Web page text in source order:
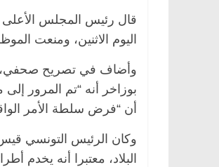
قال رئيس المجلس
اليوم الاثنين، ومنعت
وأضاف في تصريح صحفي، أن
بوزاخر أنه “تم المرور
أن “فرض سلطة الأمر
وكان الرئيس التونسي
البلاد، معتبرا أنه يخدم